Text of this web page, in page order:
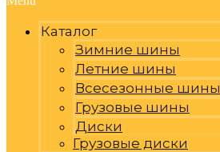
Каталог
Зимние шины
Летние шины
Всесезонные шины
Грузовые шины
Диски
Грузовые диски